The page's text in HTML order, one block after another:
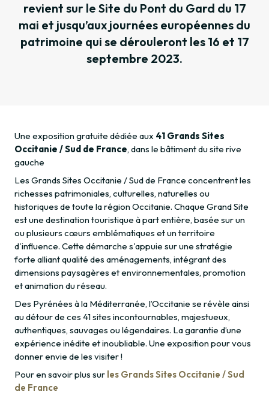
revient sur le Site du Pont du Gard du 17
mai et jusqu’aux journées européennes du
patrimoine qui se dérouleront les 16 et 17
septembre 2023.
Une exposition gratuite dédiée aux 41 Grands Sites
Occitanie / Sud de France, dans le bâtiment du site rive
gauche
Les Grands Sites Occitanie / Sud de France concentrent les
richesses patrimoniales, culturelles, naturelles ou
historiques de toute la région Occitanie. Chaque Grand Site
est une destination touristique à part entière, basée sur un
ou plusieurs cœurs emblématiques et un territoire
d'influence. Cette démarche s'appuie sur une stratégie
forte alliant qualité des aménagements, intégrant des
dimensions paysagères et environnementales, promotion
et animation du réseau.
Des Pyrénées à la Méditerranée, l’Occitanie se révèle ainsi
au détour de ces 41 sites incontournables, majestueux,
authentiques, sauvages ou légendaires. La garantie d’une
expérience inédite et inoubliable. Une exposition pour vous
donner envie de les visiter !
Pour en savoir plus sur les Grands Sites Occitanie / Sud
de France